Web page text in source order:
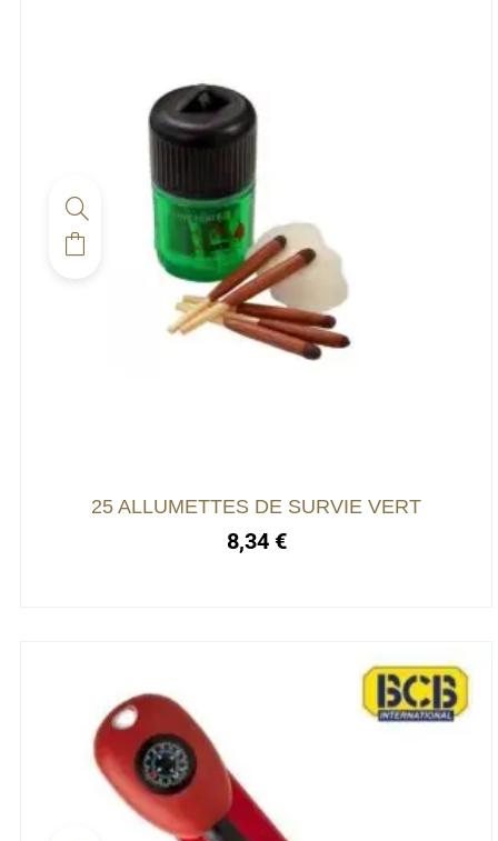
25 ALLUMETTES DE SURVIE VERT
8,34 €